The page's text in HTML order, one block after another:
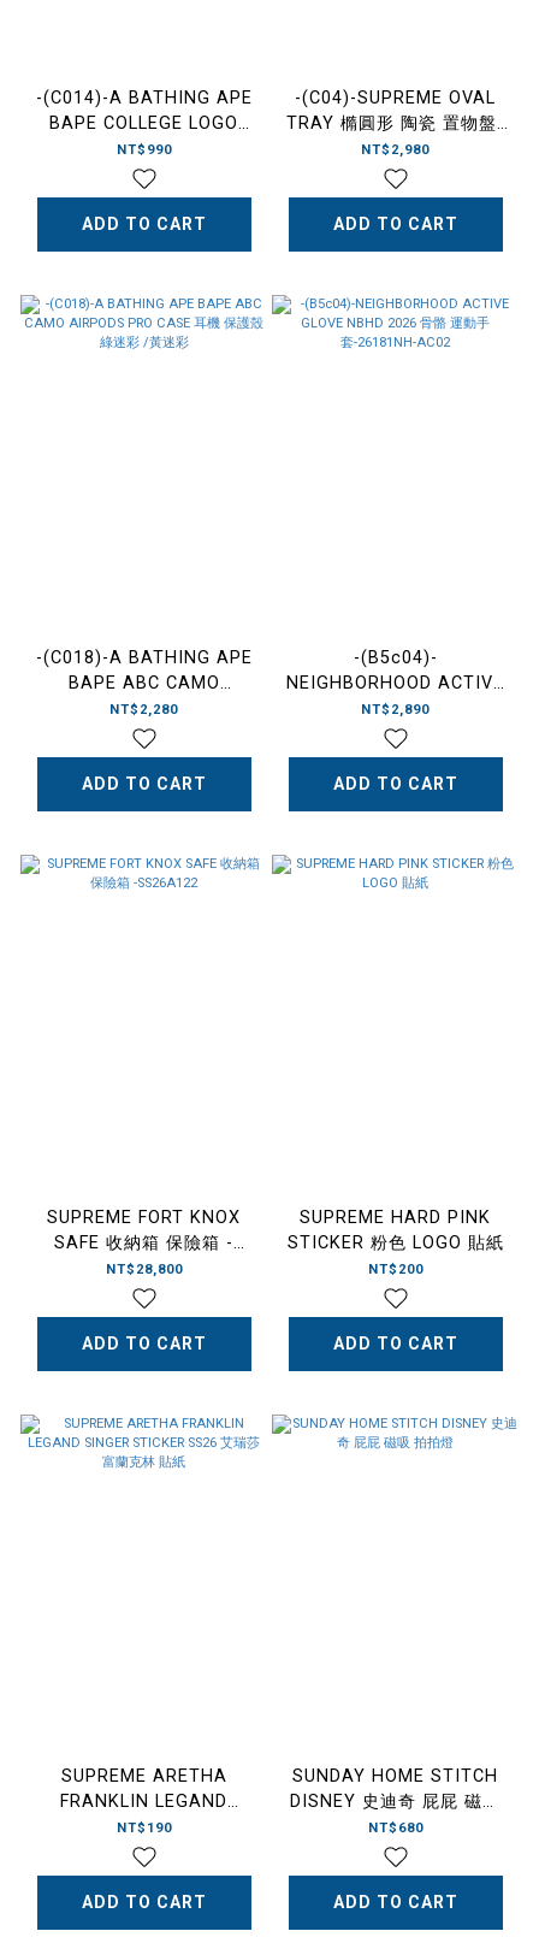
-(C014)-A BATHING APE
BAPE COLLEGE LOGO
ENAMEL MUG 搪瓷 猿人 馬
克杯-1M80193009
NT$990
ADD TO CART
-(C04)-SUPREME OVAL
TRAY 橢圓形 陶瓷 置物盤-
SS26A134
NT$2,980
ADD TO CART
-(C018)-A BATHING APE
BAPE ABC CAMO
AIRPODS PRO CASE 耳機
保護殼 綠迷彩 /黃迷彩
NT$2,280
ADD TO CART
-(B5c04)-
NEIGHBORHOOD ACTIVE
GLOVE NBHD 2026 骨骼
運動手套-26181NH-AC02
NT$2,890
ADD TO CART
SUPREME FORT KNOX
SAFE 收納箱 保險箱 -
SS26A122
NT$28,800
ADD TO CART
SUPREME HARD PINK
STICKER 粉色 LOGO 貼紙
NT$200
ADD TO CART
SUPREME ARETHA
FRANKLIN LEGAND
SINGER STICKER SS26 艾
瑞莎 富蘭克林 貼紙
NT$190
ADD TO CART
SUNDAY HOME STITCH
DISNEY 史迪奇 屁屁 磁吸
拍拍燈
NT$680
ADD TO CART